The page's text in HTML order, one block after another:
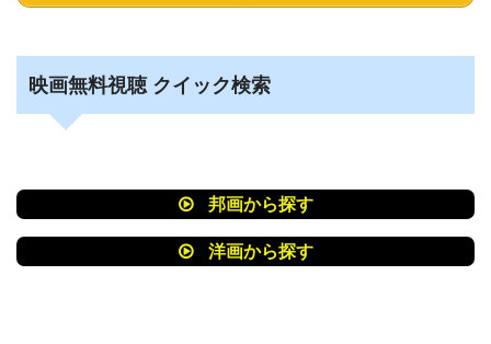
映画無料視聴 クイック検索
邦画から探す
洋画から探す